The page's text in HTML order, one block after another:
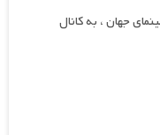
جهان ، به کانال